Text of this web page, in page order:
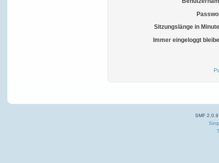
Sitzungslänge in
Immer eingeloggt
SMF 2.0.9